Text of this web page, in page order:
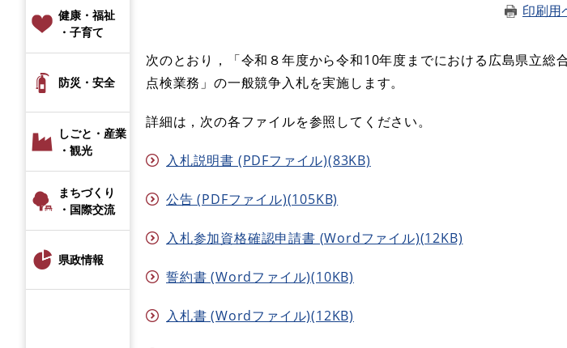
健康・福祉
・子育て
防災・安全
しごと・産業
・観光
まちづくり
・国際交流
県政情報
印刷用
次のとおり，「令和８年度から令和10年度までにおける広島県立総
点検業務」の一般競争入札を実施します。
詳細は，次の各ファイルを参照してください。
入札説明書 (PDFファイル)(83KB)
公告 (PDFファイル)(105KB)
入札参加資格確認申請書 (Wordファイル)(12KB)
誓約書 (Wordファイル)(10KB)
入札書 (Wordファイル)(12KB)